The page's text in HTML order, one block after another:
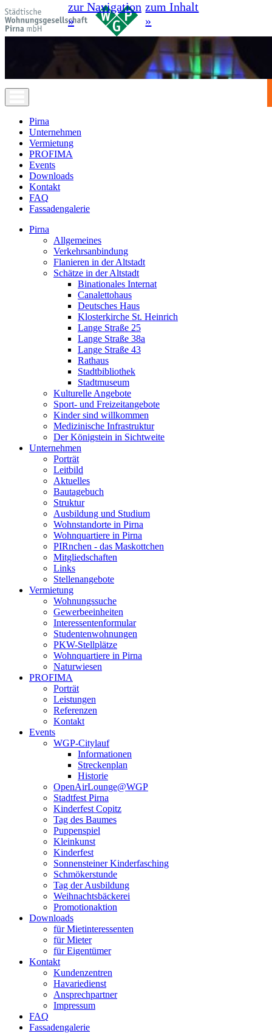
zur Navigation
»
zum Inhalt
»
Pirna
Unternehmen
Vermietung
PROFIMA
Events
Downloads
Kontakt
FAQ
Fassadengalerie
Pirna
Allgemeines
Verkehrsanbindung
Flanieren in der Altstadt
Schätze in der Altstadt
Binationales Internat
Canalettohaus
Deutsches Haus
Klosterkirche St. Heinrich
Lange Straße 25
Lange Straße 38a
Lange Straße 43
Rathaus
Stadtbibliothek
Stadtmuseum
Kulturelle Angebote
Sport- und Freizeitangebote
Kinder sind willkommen
Medizinische Infrastruktur
Der Königstein in Sichtweite
Unternehmen
Porträt
Leitbild
Aktuelles
Bautagebuch
Struktur
Ausbildung und Studium
Wohnstandorte in Pirna
Wohnquartiere in Pirna
PIRnchen - das Maskottchen
Mitgliedschaften
Links
Stellenangebote
Vermietung
Wohnungssuche
Gewerbeeinheiten
Interessentenformular
Studentenwohnungen
PKW-Stellplätze
Wohnquartiere in Pirna
Naturwiesen
PROFIMA
Porträt
Leistungen
Referenzen
Kontakt
Events
WGP-Citylauf
Informationen
Streckenplan
Historie
OpenAirLounge@WGP
Stadtfest Pirna
Kinderfest Copitz
Tag des Baumes
Puppenspiel
Kleinkunst
Kinderfest
Sonnensteiner Kinderfasching
Schmökerstunde
Tag der Ausbildung
Weihnachtsbäckerei
Promotionaktion
Downloads
für Mietinteressenten
für Mieter
für Eigentümer
Kontakt
Kundenzentren
Havariedienst
Ansprechpartner
Impressum
FAQ
Fassadengalerie